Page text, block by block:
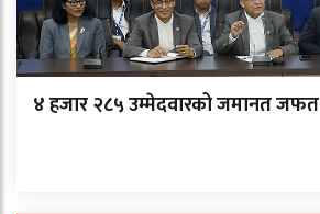
४ हजार २८५ उम्मेदवारको जमानत जफत